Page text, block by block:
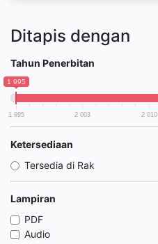
Ditapis dengan
Tahun Penerbitan
1 995
1 995 2 003 2 010
Ketersediaan
Tersedia di Rak
Lampiran
PDF
Audio